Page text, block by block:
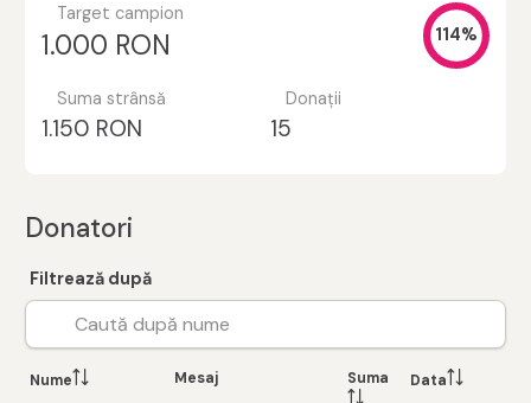
Target campion
1.000 RON 114%
Suma strânsă
1.150 RON
Donații
15
Donatori
Filtrează după
Nume Mesaj Suma Data